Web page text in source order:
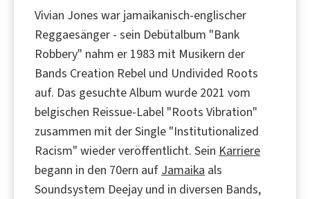
Vivian Jones war jamaikanisch-englischer
Reggaesänger - sein Debütalbum "Bank
Robbery" nahm er 1983 mit Musikern der
Bands Creation Rebel und Undivided Roots
auf. Das gesuchte Album wurde 2021 vom
belgischen Reissue-Label "Roots Vibration"
zusammen mit der Single "Institutionalized
Racism" wieder veröffentlicht. Sein Karriere
begann in den 70ern auf Jamaika als
Soundsystem Deejay und in diversen Bands,